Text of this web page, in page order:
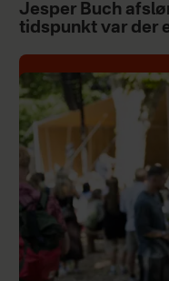
Jesper Buch
tidspunkt var der